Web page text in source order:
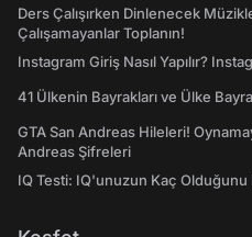
Ders Çalışırken Dinlenecek
Çalışamayanlar Toplanın!
Instagram Giriş Nasıl Yapılır?
41 Ülkenin Bayrakları ve Ülke
GTA San Andreas Hileleri!
Andreas Şifreleri
IQ Testi: IQ'unuzun Kaç Olduğunu